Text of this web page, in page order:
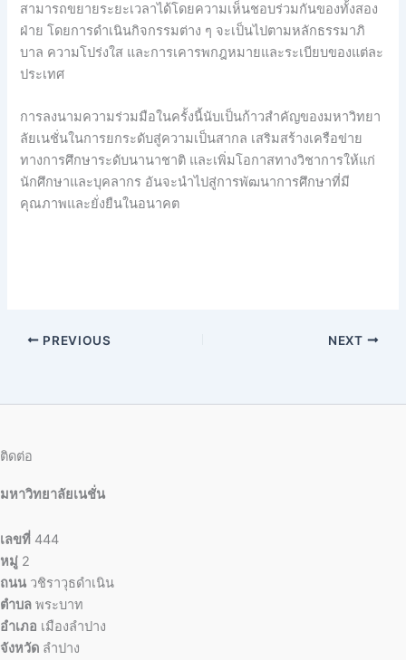
สามารถขยายระยะเวลาได้โดยความเห็นชอบร่วมกันของทั้งสอง
ฝ่าย โดยการดำเนินกิจกรรมต่าง ๆ จะเป็นไปตามหลักธรรมาภิ
บาล ความโปร่งใส และการเคารพกฎหมายและระเบียบของแต่ละ
ประเทศ
การลงนามความร่วมมือในครั้งนี้นับเป็นก้าวสำคัญของมหาวิทยา
ลัยเนชั่นในการยกระดับสู่ความเป็นสากล เสริมสร้างเครือข่าย
ทางการศึกษาระดับนานาชาติ และเพิ่มโอกาสทางวิชาการให้แก่
นักศึกษาและบุคลากร อันจะนำไปสู่การพัฒนาการศึกษาที่มี
คุณภาพและยั่งยืนในอนาคต
PREVIOUS NEXT
ติดต่อ
มหาวิทยาลัยเนชั่น
เลขที่ 444
หมู่ 2
ถนน วชิราวุธดำเนิน
ตำบล พระบาท
อำเภอ เมืองลำปาง
จังหวัด ลำปาง